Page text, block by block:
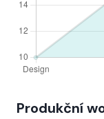
Produkční